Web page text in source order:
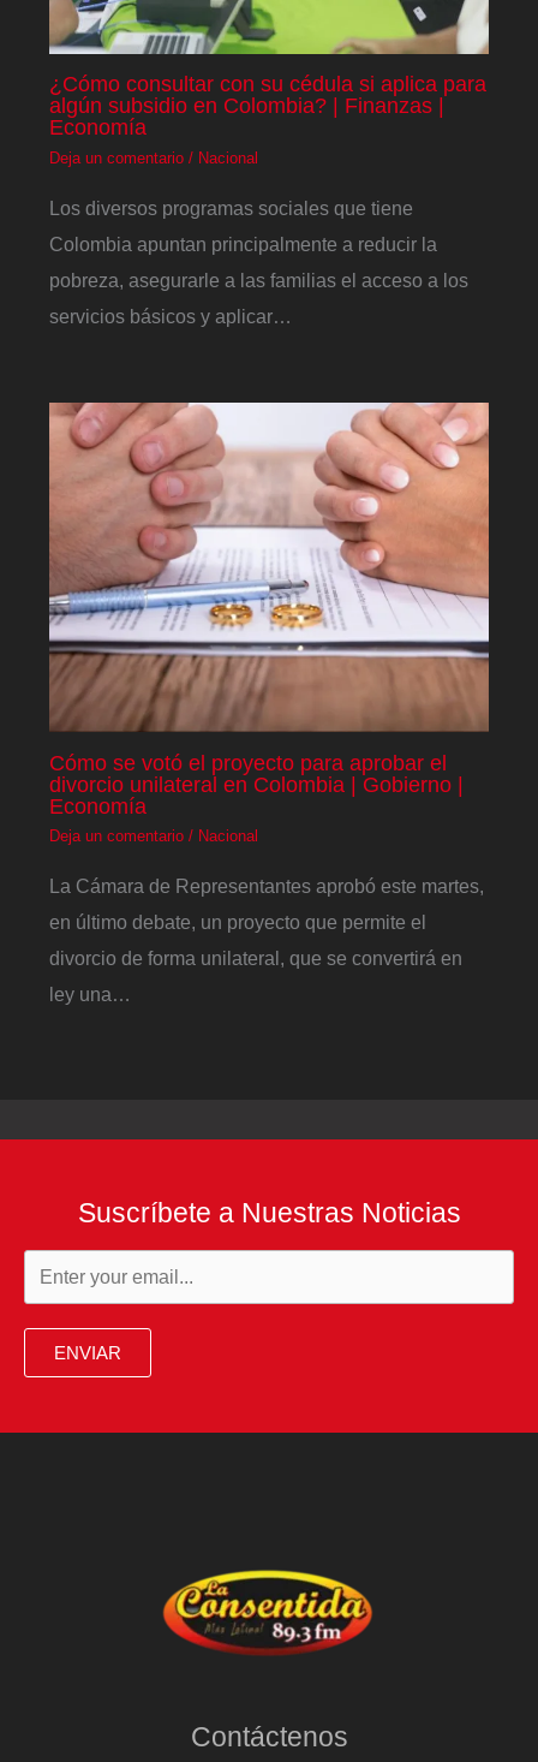
¿Cómo consultar con su cédula si aplica para
algún subsidio en Colombia? | Finanzas |
Economía
Deja un comentario / Nacional
Los diversos programas sociales que tiene
Colombia apuntan principalmente a reducir la
pobreza, asegurarle a las familias el acceso a los
servicios básicos y aplicar…
Cómo se votó el proyecto para aprobar el
divorcio unilateral en Colombia | Gobierno |
Economía
Deja un comentario / Nacional
La Cámara de Representantes aprobó este martes,
en último debate, un proyecto que permite el
divorcio de forma unilateral, que se convertirá en
ley una…
Suscríbete a Nuestras Noticias
ENVIAR
Contáctenos